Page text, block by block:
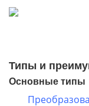
Типы и
Основные типы